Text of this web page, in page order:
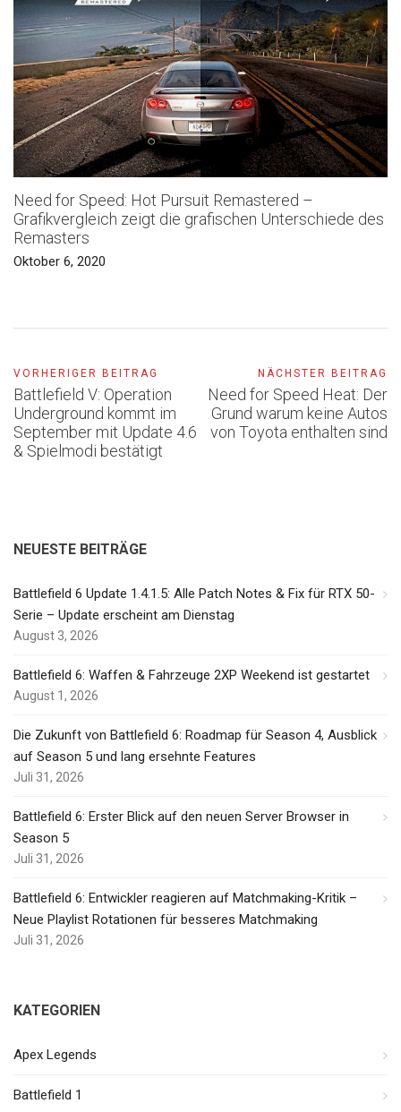
Need for Speed: Hot Pursuit Remastered –
Grafikvergleich zeigt die grafischen Unterschiede des
Remasters
Oktober 6, 2020
VORHERIGER BEITRAG
Battlefield V: Operation
Underground kommt im
September mit Update 4.6
& Spielmodi bestätigt
NÄCHSTER BEITRAG
Need for Speed Heat: Der
Grund warum keine Autos
von Toyota enthalten sind
NEUESTE BEITRÄGE
Battlefield 6 Update 1.4.1.5: Alle Patch Notes & Fix für RTX 50-
Serie – Update erscheint am Dienstag
August 3, 2026
Battlefield 6: Waffen & Fahrzeuge 2XP Weekend ist gestartet
August 1, 2026
Die Zukunft von Battlefield 6: Roadmap für Season 4, Ausblick
auf Season 5 und lang ersehnte Features
Juli 31, 2026
Battlefield 6: Erster Blick auf den neuen Server Browser in
Season 5
Juli 31, 2026
Battlefield 6: Entwickler reagieren auf Matchmaking-Kritik –
Neue Playlist Rotationen für besseres Matchmaking
Juli 31, 2026
KATEGORIEN
Apex Legends
Battlefield 1